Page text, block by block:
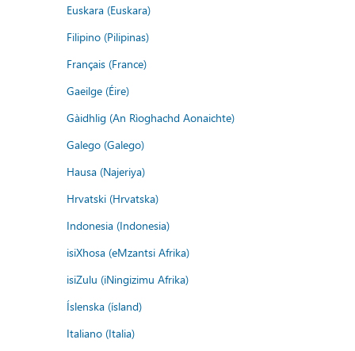
Euskara (Euskara)
Filipino (Pilipinas)
Français (France)
Gaeilge (Éire)
Gàidhlig (An Rìoghachd Aonaichte)
Galego (Galego)
Hausa (Najeriya)
Hrvatski (Hrvatska)
Indonesia (Indonesia)
isiXhosa (eMzantsi Afrika)
isiZulu (iNingizimu Afrika)
Íslenska (ísland)
Italiano (Italia)